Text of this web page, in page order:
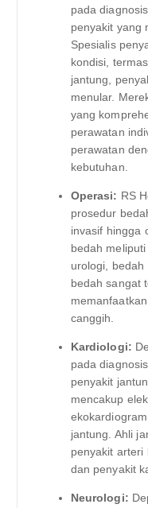
pada
penyakit yang
Spesialis
kondisi,
jantung,
menular.
yang
perawatan
perawatan
kebutuhan.
Operasi: RS
prosedur
invasif hingga
bedah
urologi,
bedah sangat
canggih.
Kardiologi:
pada
penyakit
mencakup
jantung. Ahli
penyakit arteri
dan penyakit
Neurologi: